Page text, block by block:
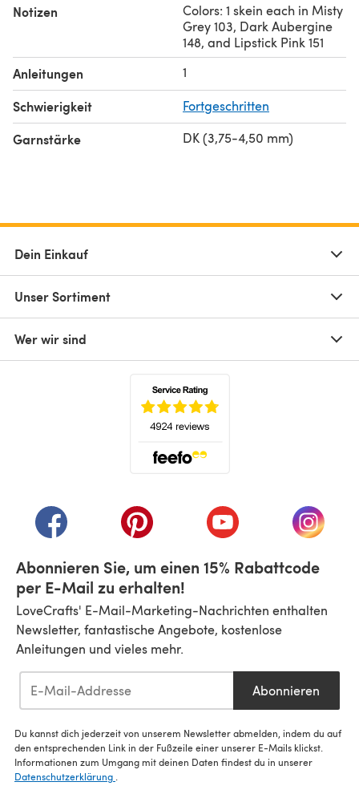
Notizen
Colors: 1 skein each in Misty
Grey 103, Dark Aubergine
148, and Lipstick Pink 151
Anleitungen 1
Schwierigkeit Fortgeschritten
Garnstärke DK (3,75-4,50 mm)
Dein Einkauf
Unser Sortiment
Wer wir sind
(öffnet sich in einem neuen Tab)
(öffnet sich in einem neuen Tab)
(öffnet sich in einem
(öffnet
Abonnieren Sie, um einen 15% Rabattcode
per E-Mail zu erhalten!
LoveCrafts' E-Mail-Marketing-Nachrichten enthalten
Newsletter, fantastische Angebote, kostenlose
Anleitungen und vieles mehr.
Abonnieren
Du kannst dich jederzeit von unserem Newsletter abmelden, indem du auf
den entsprechenden Link in der Fußzeile einer unserer E-Mails klickst.
Informationen zum Umgang mit deinen Daten findest du in unserer
Datenschutzerklärung